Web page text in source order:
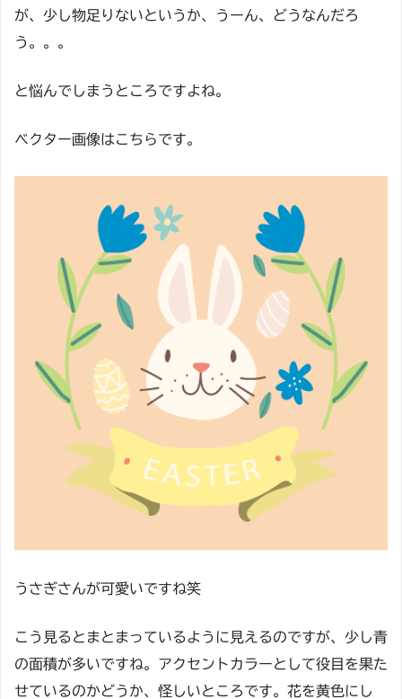
が、少し物足りないというか、うーん、どうなんだろ
う。。。
と悩んでしまうところですよね。
ベクター画像はこちらです。
うさぎさんが可愛いですね笑
こう見るとまとまっているように見えるのですが、少し青
の面積が多いですね。アクセントカラーとして役目を果た
せているのかどうか、怪しいところです。花を黄色にし